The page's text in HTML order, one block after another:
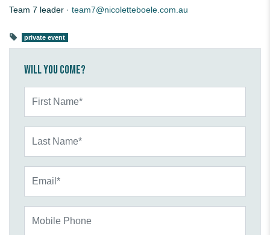
Team 7 leader · team7@nicoletteboele.com.au
private event
Will you come?